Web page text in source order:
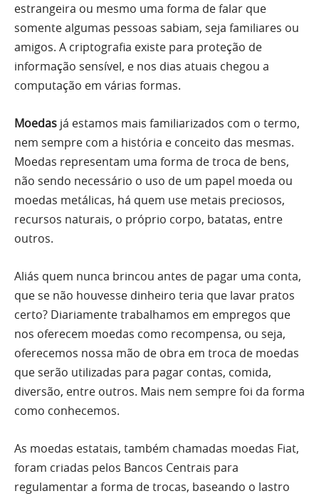
estrangeira ou mesmo uma forma de falar que
somente algumas pessoas sabiam, seja familiares ou
amigos. A criptografia existe para proteção de
informação sensível, e nos dias atuais chegou a
computação em várias formas.
Moedas já estamos mais familiarizados com o termo,
nem sempre com a história e conceito das mesmas.
Moedas representam uma forma de troca de bens,
não sendo necessário o uso de um papel moeda ou
moedas metálicas, há quem use metais preciosos,
recursos naturais, o próprio corpo, batatas, entre
outros.
Aliás quem nunca brincou antes de pagar uma conta,
que se não houvesse dinheiro teria que lavar pratos
certo? Diariamente trabalhamos em empregos que
nos oferecem moedas como recompensa, ou seja,
oferecemos nossa mão de obra em troca de moedas
que serão utilizadas para pagar contas, comida,
diversão, entre outros. Mais nem sempre foi da forma
como conhecemos.
As moedas estatais, também chamadas moedas Fiat,
foram criadas pelos Bancos Centrais para
regulamentar a forma de trocas, baseando o lastro